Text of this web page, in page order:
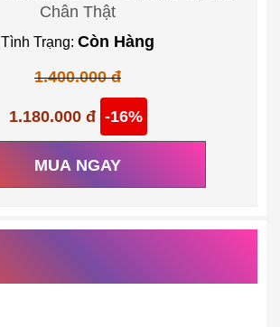
Chân Thật
Tình Trạng: Còn Hàng
1.400.000 đ
1.180.000 đ -16%
MUA NGAY